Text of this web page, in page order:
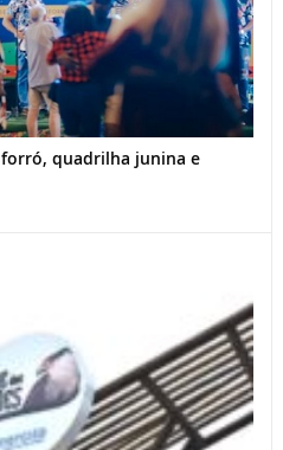
quadrilha junina e